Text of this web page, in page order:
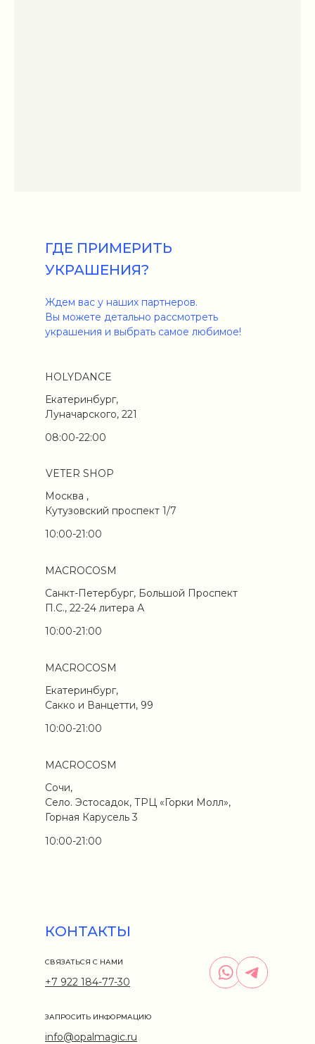
ГДЕ ПРИМЕРИТЬ
УКРАШЕНИЯ?
10:00-21:00
Санкт-Петербург, Большой Проспект
П.С., 22-24 литера А
10:00-21:00
Сочи,
Село. Эстосадок, ТРЦ «Горки Молл»,
Горная Карусель 3
Екатеринбург,
Луначарского, 221
HOLYDANCE
08:00-22:00
10:00-21:00
Екатеринбург,
Сакко и Ванцетти, 99
Ждем вас у наших партнеров.
Вы можете детально рассмотреть
украшения и выбрать самое любимое!
MACROCOSM
MACROCOSM
MACROCOSM
VETER SHOP
Москва ,
Кутузовский проспект 1/7
10:00-21:00
КОНТАКТЫ
info@opalmagic.ru
+7 922 184-77-30
СВЯЗАТЬСЯ С НАМИ
ЗАПРОСИТЬ ИНФОРМАЦИЮ